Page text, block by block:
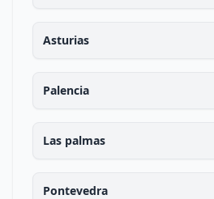
Asturias
Palencia
Las palmas
Pontevedra